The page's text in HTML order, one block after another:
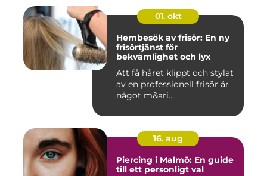
01. okt
Hembesök av frisör: En ny
frisörtjänst för
bekvämlighet och lyx
Att få håret klippt och stylat
av en professionell frisör är
något m&ari...
16. aug
Piercing i Malmö: En guide
till ett personligt val